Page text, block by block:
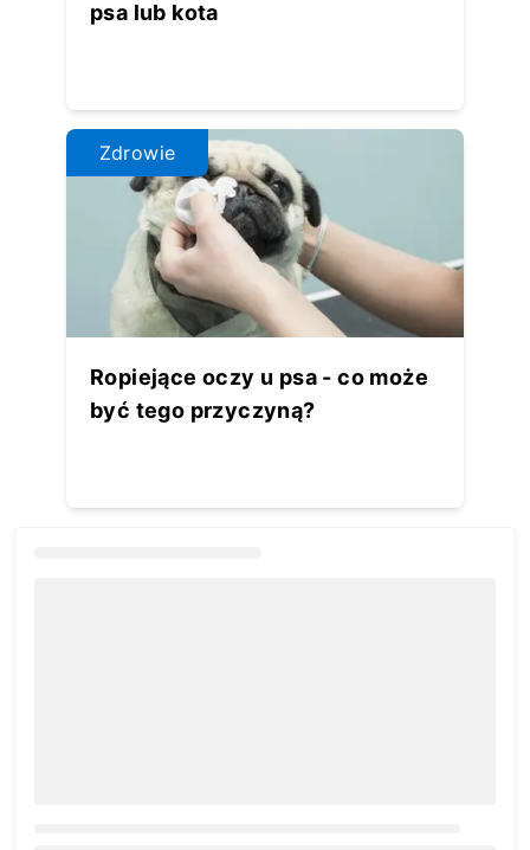
psa lub kota
Zdrowie
Ropiejące oczy u psa - co może
być tego przyczyną?